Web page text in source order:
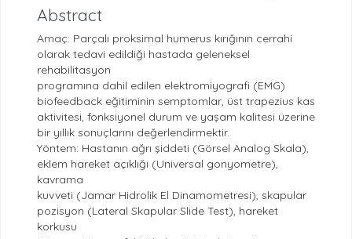
Abstract
Amaç: Parçalı proksimal humerus kırığının cerrahi
olarak tedavi edildiği hastada geleneksel
rehabilitasyon
programına dahil edilen elektromiyografi (EMG)
biofeedback eğitiminin semptomlar, üst trapezius kas
aktivitesi, fonksiyonel durum ve yaşam kalitesi üzerine
bir yıllık sonuçlarını değerlendirmektir.
Yöntem: Hastanın ağrı şiddeti (Görsel Analog Skala),
eklem hareket açıklığı (Universal gonyometre),
kavrama
kuvveti (Jamar Hidrolik El Dinamometresi), skapular
pozisyon (Lateral Skapular Slide Test), hareket
korkusu